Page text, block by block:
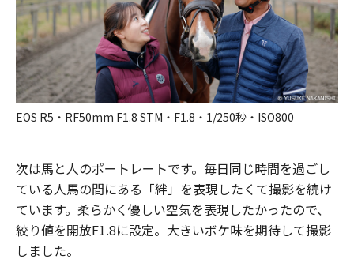
EOS R5・RF50mm F1.8 STM・F1.8・1/250秒・ISO800
次は馬と人のポートレートです。毎日同じ時間を過ごし
ている人馬の間にある「絆」を表現したくて撮影を続け
ています。柔らかく優しい空気を表現したかったので、
絞り値を開放F1.8に設定。大きいボケ味を期待して撮影
しました。